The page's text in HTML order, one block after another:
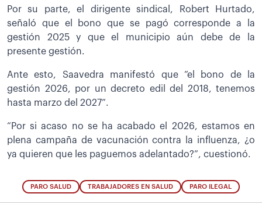
Por su parte, el dirigente sindical, Robert Hurtado,
señaló que el bono que se pagó corresponde a la
gestión 2025 y que el municipio aún debe de la
presente gestión.
Ante esto, Saavedra manifestó que “el bono de la
gestión 2026, por un decreto edil del 2018, tenemos
hasta marzo del 2027”.
“Por si acaso no se ha acabado el 2026, estamos en
plena campaña de vacunación contra la influenza, ¿o
ya quieren que les paguemos adelantado?”, cuestionó.
PARO SALUD TRABAJADORES EN SALUD PARO ILEGAL